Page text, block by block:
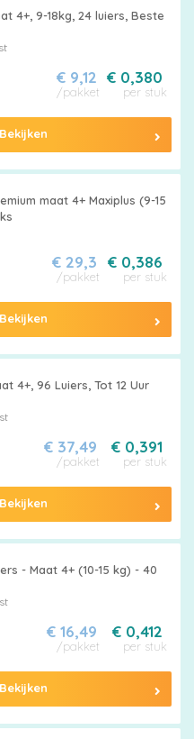
4+, 9-18kg, 24 luiers, Beste
€ 0,380
per stuk
€ 9,12
/pakket
Bekijken
maat 4+ Maxiplus (9-15
€ 0,386
per stuk
€ 29,3
/pakket
Bekijken
4+, 96 Luiers, Tot 12 Uur
€ 0,391
per stuk
€ 37,49
/pakket
Bekijken
- Maat 4+ (10-15 kg) - 40
€ 0,412
per stuk
€ 16,49
/pakket
Bekijken